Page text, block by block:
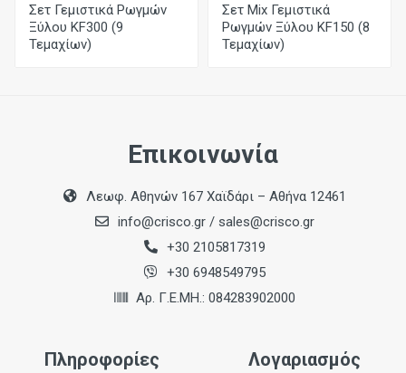
Σετ Γεμιστικά Ρωγμών
Ξύλου KF300 (9
Τεμαχίων)
Σετ Mix Γεμιστικά
Ρωγμών Ξύλου KF150 (8
Τεμαχίων)
Επικοινωνία
Λεωφ. Αθηνών 167 Χαϊδάρι – Αθήνα 12461
info@crisco.gr / sales@crisco.gr
+30 2105817319
+30 6948549795
Αρ. Γ.Ε.ΜΗ.: 084283902000
Πληροφορίες Λογαριασμός